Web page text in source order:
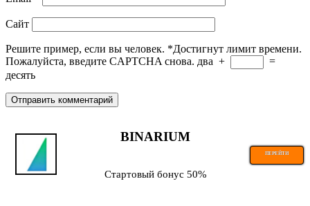
Сайт
Решите пример, если вы человек. *Достигнут лимит времени.
Пожалуйста, введите CAPTCHA снова. два +
=
десять
BINARIUM
ПЕРЕЙТИ
Стартовый бонус 50%